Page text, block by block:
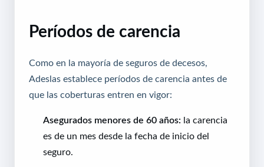
Períodos de carencia
Como en la mayoría de seguros de decesos,
Adeslas establece períodos de carencia antes de
que las coberturas entren en vigor:
Asegurados menores de 60 años: la carencia
es de un mes desde la fecha de inicio del
seguro.